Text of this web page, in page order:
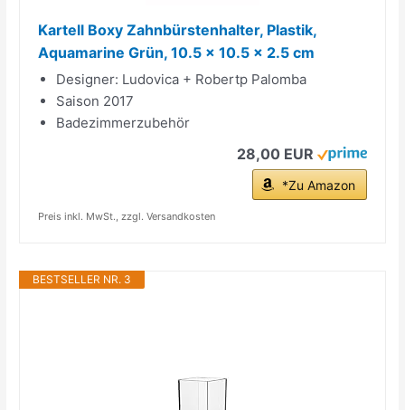
Kartell Boxy Zahnbürstenhalter, Plastik,
Aquamarine Grün, 10.5 x 10.5 x 2.5 cm
Designer: Ludovica + Robertp Palomba
Saison 2017
Badezimmerzubehör
28,00 EUR
*Zu Amazon
Preis inkl. MwSt., zzgl. Versandkosten
BESTSELLER NR. 3